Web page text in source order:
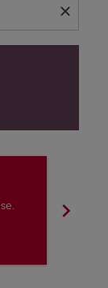
close
chevron_right